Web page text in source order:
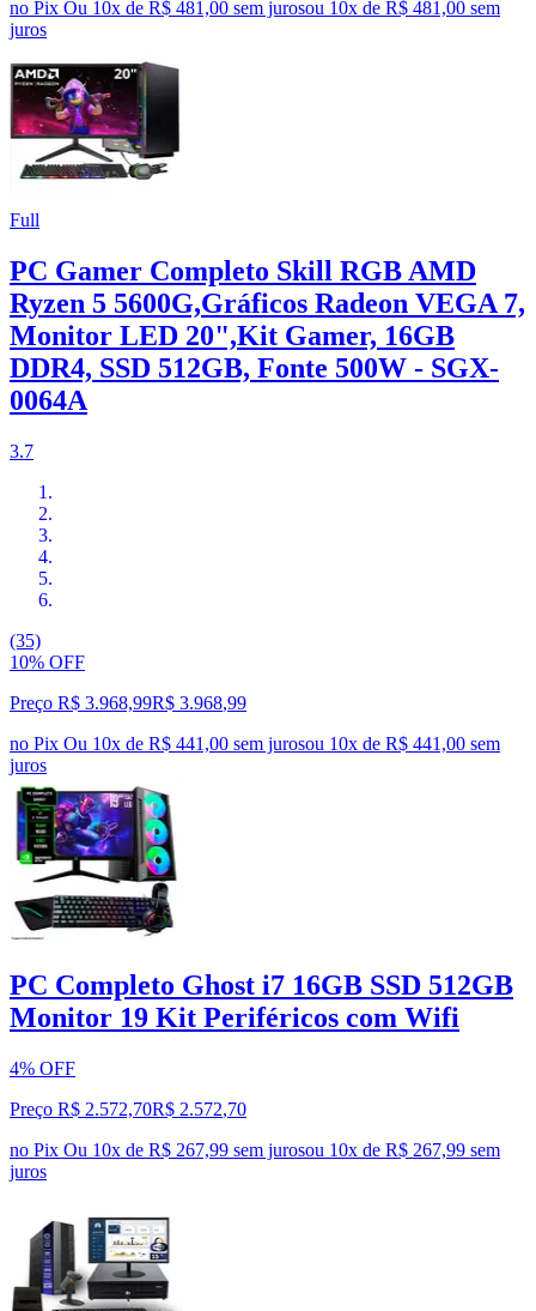
no Pix Ou 10x de R$ 481,00 sem jurosou 10x de R$ 481,00 sem
juros
Full
PC Gamer Completo Skill RGB AMD
Ryzen 5 5600G,Gráficos Radeon VEGA 7,
Monitor LED 20",Kit Gamer, 16GB
DDR4, SSD 512GB, Fonte 500W - SGX-
0064A
3.7
(35)
10% OFF
Preço R$ 3.968,99R$ 3.968,99
no Pix Ou 10x de R$ 441,00 sem jurosou 10x de R$ 441,00 sem
juros
PC Completo Ghost i7 16GB SSD 512GB
Monitor 19 Kit Periféricos com Wifi
4% OFF
Preço R$ 2.572,70R$ 2.572,70
no Pix Ou 10x de R$ 267,99 sem jurosou 10x de R$ 267,99 sem
juros